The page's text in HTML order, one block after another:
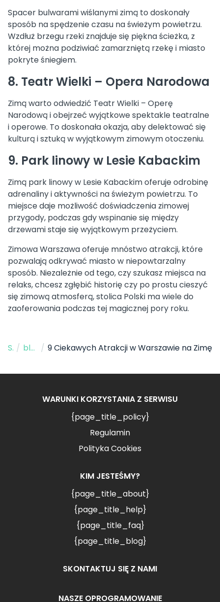
Spacer bulwarami wiślanymi zimą to doskonały
sposób na spędzenie czasu na świeżym powietrzu.
Wzdłuż brzegu rzeki znajduje się piękna ścieżka, z
której można podziwiać zamarzniętą rzekę i miasto
pokryte śniegiem.
8. Teatr Wielki – Opera Narodowa
Zimą warto odwiedzić Teatr Wielki – Operę
Narodową i obejrzeć wyjątkowe spektakle teatralne
i operowe. To doskonała okazja, aby delektować się
kulturą i sztuką w wyjątkowym zimowym otoczeniu.
9. Park linowy w Lesie Kabackim
Zimą park linowy w Lesie Kabackim oferuje odrobinę
adrenaliny i aktywności na świeżym powietrzu. To
miejsce daje możliwość doświadczenia zimowej
przygody, podczas gdy wspinanie się między
drzewami staje się wyjątkowym przeżyciem.
Zimowa Warszawa oferuje mnóstwo atrakcji, które
pozwalają odkrywać miasto w niepowtarzalny
sposób. Niezależnie od tego, czy szukasz miejsca na
relaks, chcesz zgłębić historię czy po prostu cieszyć
się zimową atmosferą, stolica Polski ma wiele do
zaoferowania podczas tej magicznej pory roku.
Strona Główna / blog / 9 Ciekawych Atrakcji w Warszawie na Zimę
WARUNKI KORZYSTANIA Z SERWISU
{page_title_policy}
Regulamin
Polityka Cookies
KIM JESTEŚMY?
{page_title_about}
{page_title_help}
{page_title_faq}
{page_title_blog}
SKONTAKTUJ SIĘ Z NAMI
NASZE OPROGRAMOWANIE